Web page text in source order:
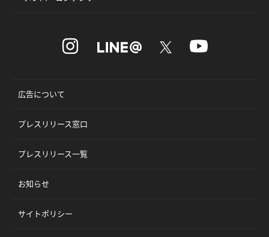
広告について
プレスリリース窓口
プレスリリース一覧
お知らせ
サイトポリシー